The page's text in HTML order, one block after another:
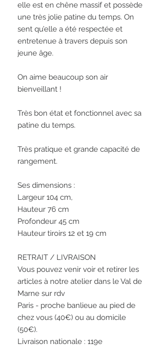
elle est en chêne massif et possède
une très jolie patine du temps. On
sent qu’elle a été respectée et
entretenue à travers depuis son
jeune âge.
On aime beaucoup son air
bienveillant !
Très bon état et fonctionnel avec sa
patine du temps.
Très pratique et grande capacité de
rangement.
Ses dimensions :
Largeur 104 cm,
Hauteur 76 cm
Profondeur 45 cm
Hauteur tiroirs 12 et 19 cm
RETRAIT / LIVRAISON
Vous pouvez venir voir et retirer les
articles à notre atelier dans le Val de
Marne sur rdv
Paris - proche banlieue au pied de
chez vous (40€) ou au domicile
(50€).
Livraison nationale : 119e